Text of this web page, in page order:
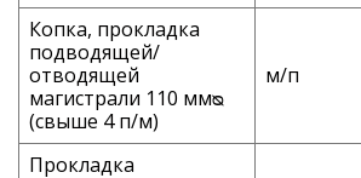
Копка, прокладка
подводящей/
отводящей
магистрали 110 ммᴓ
(свыше 4 п/м)
м/п
Прокладка